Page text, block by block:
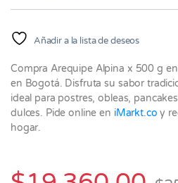
Añadir a la lista de deseos
Compra Arequipe Alpina x 500 g
en Bogotá. Disfruta su sabor
ideal para postres, obleas,
dulces. Pide online en iMarkt.co y
hogar.